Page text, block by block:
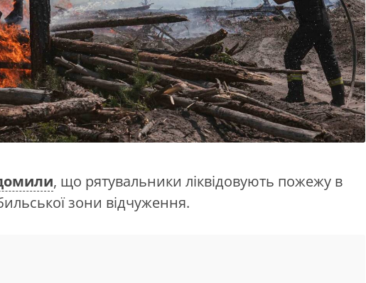
, що рятувальники ліквідовують пожежу в
зони відчуження.